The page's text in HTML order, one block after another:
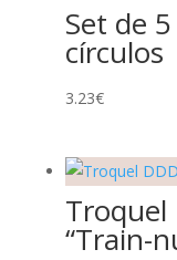
Set de
círculos
3.23€
Troquel
“Train-